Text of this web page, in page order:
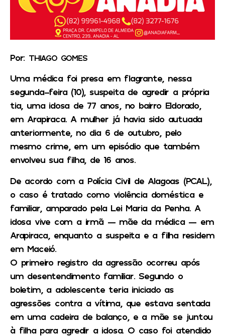
Por: THIAGO GOMES
Uma médica foi presa em flagrante, nessa
segunda-feira (10), suspeita de agredir a própria
tia, uma idosa de 77 anos, no bairro Eldorado,
em Arapiraca. A mulher já havia sido autuada
anteriormente, no dia 6 de outubro, pelo
mesmo crime, em um episódio que também
envolveu sua filha, de 16 anos.
De acordo com a Polícia Civil de Alagoas (PCAL),
o caso é tratado como violência doméstica e
familiar, amparado pela Lei Maria da Penha. A
idosa vive com a irmã — mãe da médica — em
Arapiraca, enquanto a suspeita e a filha residem
em Maceió.
O primeiro registro da agressão ocorreu após
um desentendimento familiar. Segundo o
boletim, a adolescente teria iniciado as
agressões contra a vítima, que estava sentada
em uma cadeira de balanço, e a mãe se juntou
à filha para agredir a idosa. O caso foi atendido